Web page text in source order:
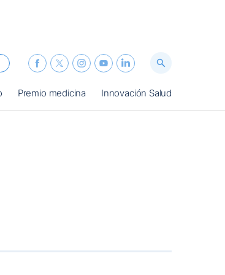
Premio medicina Innovación Salud